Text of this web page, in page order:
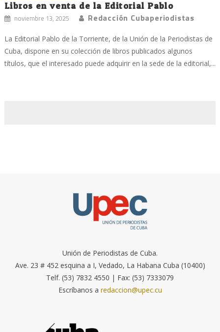
Libros en venta de la Editorial Pablo
noviembre 13, 2025 Redacción Cubaperiodistas
La Editorial Pablo de la Torriente, de la Unión de la Periodistas de
Cuba, dispone en su colección de libros publicados algunos
títulos, que el interesado puede adquirir en la sede de la editorial,...
Unión de Periodistas de Cuba.
Ave. 23 # 452 esquina a I, Vedado, La Habana Cuba (10400)
Telf. (53) 7832 4550 | Fax: (53) 7333079
Escríbanos a redaccion@upec.cu